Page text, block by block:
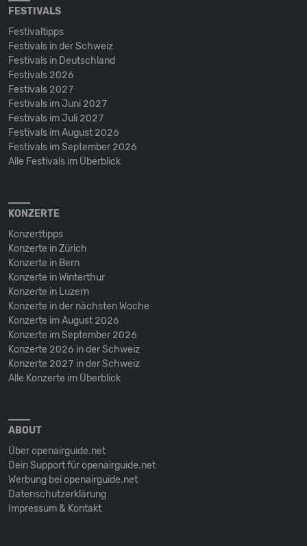
FESTIVALS
Festivaltipps
Festivals in der Schweiz
Festivals in Deutschland
Festivals 2026
Festivals 2027
Festivals im Juni 2027
Festivals im Juli 2027
Festivals im August 2026
Festivals im September 2026
Alle Festivals im Überblick
KONZERTE
Konzerttipps
Konzerte in Zürich
Konzerte in Bern
Konzerte in Winterthur
Konzerte in Luzern
Konzerte in der nächsten Woche
Konzerte im August 2026
Konzerte im September 2026
Konzerte 2026 in der Schweiz
Konzerte 2027 in der Schweiz
Alle Konzerte im Überblick
ABOUT
Über openairguide.net
Dein Support für openairguide.net
Werbung bei openairguide.net
Datenschutz­erklärung
Impressum & Kontakt